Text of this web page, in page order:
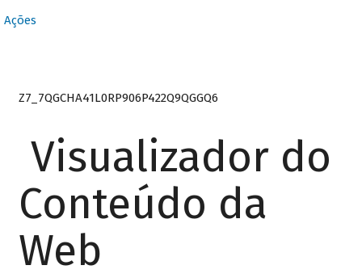
Ações
Z7_7QGCHA41L0RP906P422Q9QGGQ6
Visualizador do
Conteúdo da
Web